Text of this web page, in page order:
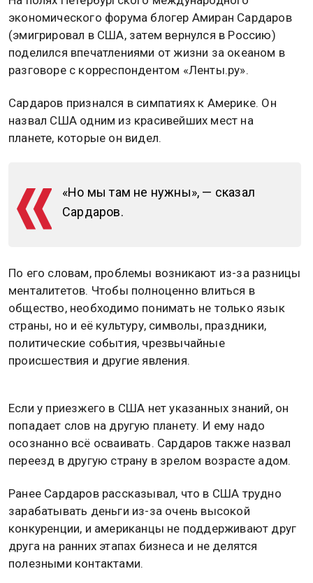
экономического форума блогер Амиран Сардаров
(эмигрировал в США, затем вернулся в Россию)
поделился впечатлениями от жизни за океаном в
разговоре с корреспондентом «Ленты.ру».
Сардаров признался в симпатиях к Америке. Он
назвал США одним из красивейших мест на
планете, которые он видел.
«Но мы там не нужны», — сказал
Сардаров.
По его словам, проблемы возникают из-за разницы
менталитетов. Чтобы полноценно влиться в
общество, необходимо понимать не только язык
страны, но и её культуру, символы, праздники,
политические события, чрезвычайные
происшествия и другие явления.
Если у приезжего в США нет указанных знаний, он
попадает слов на другую планету. И ему надо
осознанно всё осваивать. Сардаров также назвал
переезд в другую страну в зрелом возрасте адом.
Ранее Сардаров рассказывал, что в США трудно
зарабатывать деньги из-за очень высокой
конкуренции, и американцы не поддерживают друг
друга на ранних этапах бизнеса и не делятся
полезными контактами.